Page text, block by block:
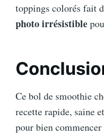
toppings colorés fait
photo irrésistible
Ce bol de smoothie
recette rapide, saine
pour bien